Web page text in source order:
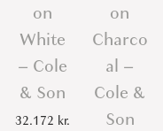
on
White
– Cole
& Son
32.172 kr.
on
Charco
al –
Cole &
Son